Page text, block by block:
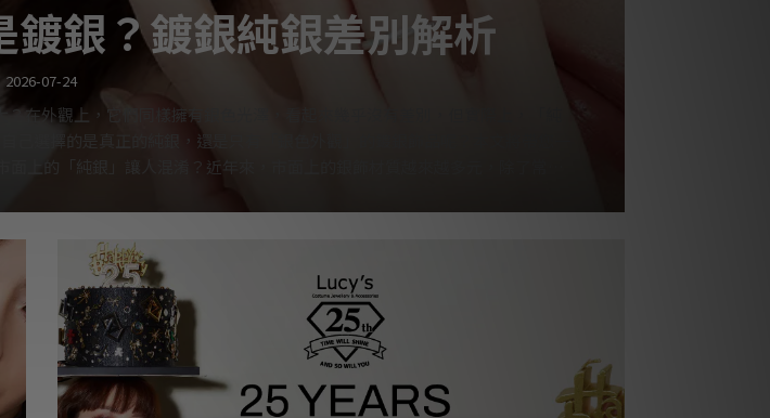
銀？鍍銀純銀差別解析
2026-07-24
在外觀上，它們同樣擁有銀色光澤，看起來幾乎沒有差別，但實際上，「純
己選擇的是真正的純銀，還是只有「銀色外觀」的鍍銀飾品呢？本文將帶您一
上的「純銀」讓人混淆？近年來，市面上的銀飾材質越來越多元，除了常見